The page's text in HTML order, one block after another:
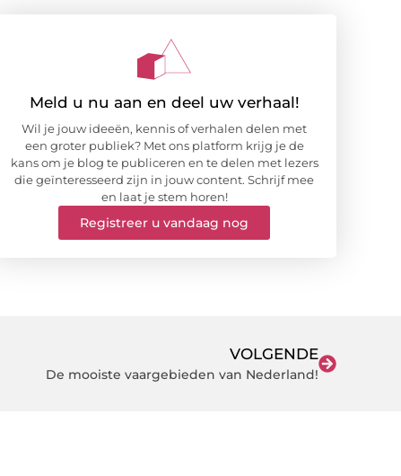
Meld u nu aan en deel uw verhaal!
Wil je jouw ideeën, kennis of verhalen delen met
een groter publiek? Met ons platform krijg je de
kans om je blog te publiceren en te delen met lezers
die geïnteresseerd zijn in jouw content. Schrijf mee
en laat je stem horen!
Registreer u vandaag nog
VOLGENDE
De mooiste vaargebieden van Nederland!